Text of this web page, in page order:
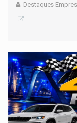
Destaques